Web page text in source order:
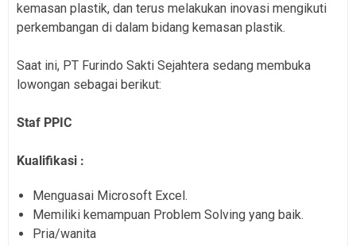
kemasan plastik, dan terus melakukan inovasi mengikuti
perkembangan di dalam bidang kemasan plastik.
Saat ini, PT Furindo Sakti Sejahtera sedang membuka
lowongan sebagai berikut:
Staf PPIC
Kualifikasi :
Menguasai Microsoft Excel.
Memiliki kemampuan Problem Solving yang baik.
Pria/wanita